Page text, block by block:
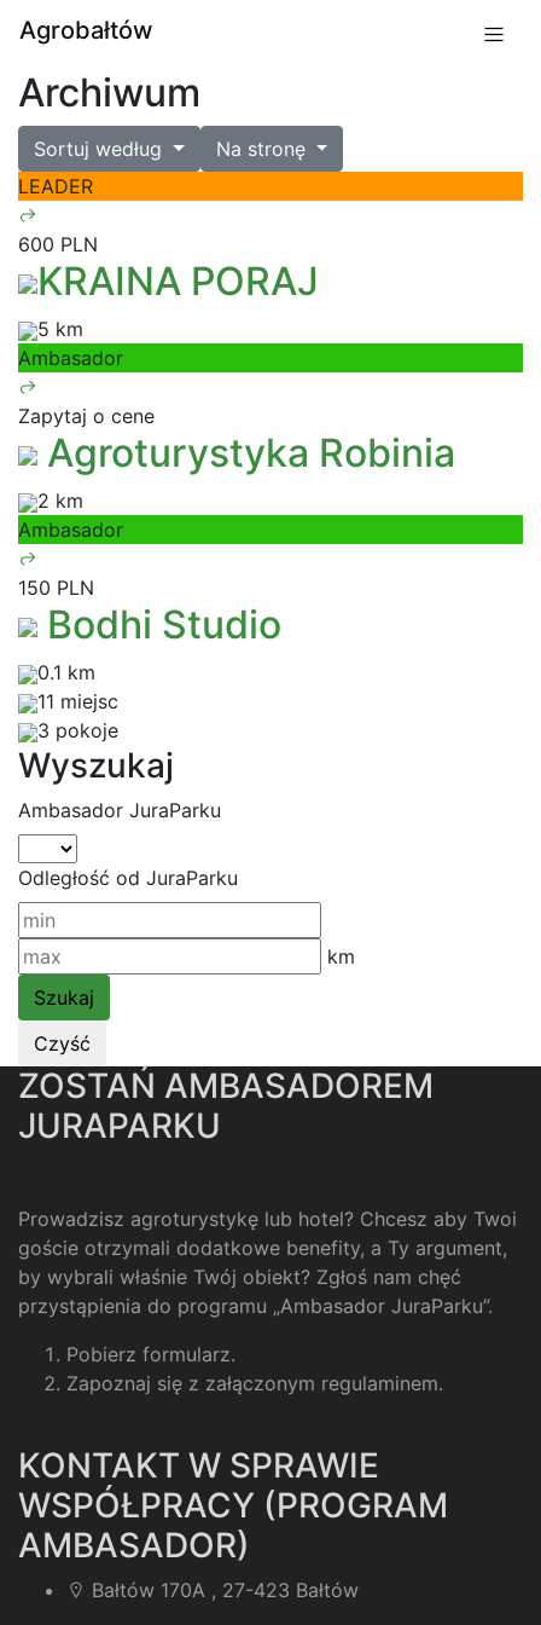
Agrobałtów
Archiwum
Sortuj według
Na stronę
LEADER
600 PLN
KRAINA PORAJ
5 km
Ambasador
Zapytaj o cene
Agroturystyka Robinia
2 km
Ambasador
150 PLN
Bodhi Studio
0.1 km
11 miejsc
3 pokoje
Wyszukaj
Ambasador JuraParku
Odległość od JuraParku
km
ZOSTAŃ AMBASADOREM
JURAPARKU
Prowadzisz agroturystykę lub hotel? Chcesz aby Twoi
goście otrzymali dodatkowe benefity, a Ty argument,
by wybrali właśnie Twój obiekt? Zgłoś nam chęć
przystąpienia do programu „Ambasador JuraParku”.
Pobierz formularz.
Zapoznaj się z załączonym regulaminem.
KONTAKT W SPRAWIE
WSPÓŁPRACY (PROGRAM
AMBASADOR)
Bałtów 170A , 27-423 Bałtów